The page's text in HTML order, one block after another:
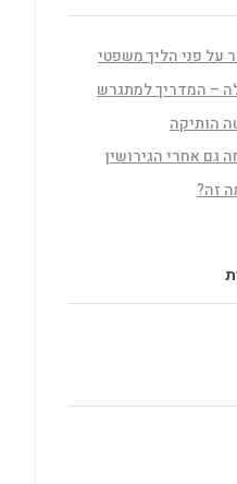
על פני הליך משפטי
– המדריך למתגרש
הותיקה
גם אחרי הגירושין
זה?